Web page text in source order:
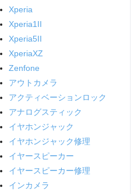
Xperia
Xperia1II
Xperia5II
XperiaXZ
Zenfone
アウトカメラ
アクティベーションロック
アナログスティック
イヤホンジャック
イヤホンジャック修理
イヤースピーカー
イヤースピーカー修理
インカメラ